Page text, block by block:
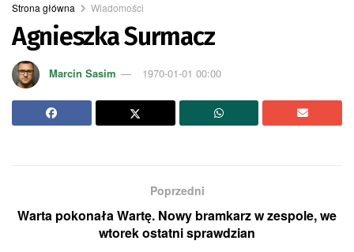
Strona główna Wiadomości
Agnieszka Surmacz
Marcin Sasim 1970-01-01 00:00
Poprzedni
Warta pokonała Wartę. Nowy bramkarz w zespole, we
wtorek ostatni sprawdzian